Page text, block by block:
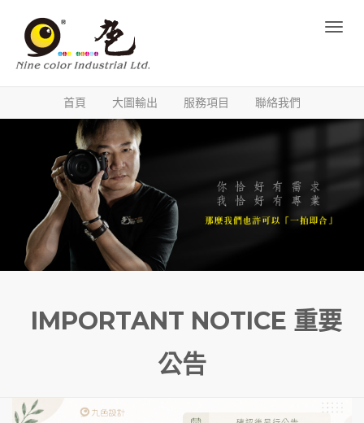
首頁 大圖輸出 服務項目 聯絡我們
IMPORTANT NOTICE 重要
公告